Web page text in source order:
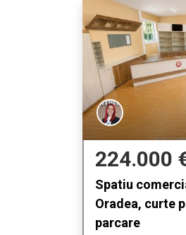
224.000
Spatiu
Oradea, curte
parcare